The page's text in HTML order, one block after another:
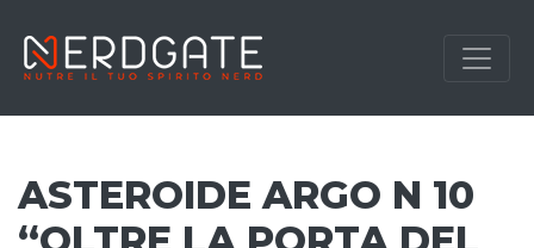
ASTEROIDE ARGO N 10